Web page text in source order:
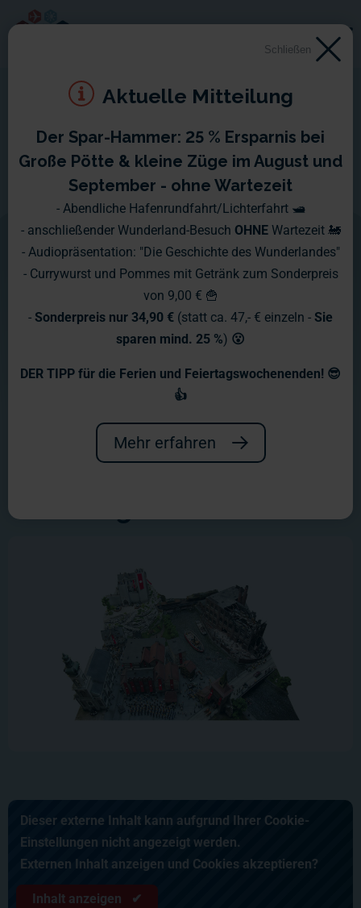
1933 - 1942
Das Jahr 1933 ist geprägt durch die
Machtergreifung der
Nationalsozialisten, dem damit
verbundenen Ende der Weimarer
Republik und dem Beginn des so
genannten Dritten Reichs.
Weltkrieg
Dieser externe Inhalt kann aufgrund Ihrer Cookie-
Einstellungen nicht angezeigt werden.
Externen Inhalt anzeigen und Cookies akzeptieren?
Inhalt anzeigen ✔
Schließen
Aktuelle Mitteilung
Der Spar-Hammer: 25 % Ersparnis bei
Große Pötte & kleine Züge im August und
September - ohne Wartezeit
- Abendliche Hafenrundfahrt/Lichterfahrt 🛥️
- anschließender Wunderland-Besuch OHNE Wartezeit 🚂
- Audiopräsentation: "Die Geschichte des Wunderlandes"
- Currywurst und Pommes mit Getränk zum Sonderpreis
von 9,00 € 🍟
- Sonderpreis nur 34,90 € (statt ca. 47,- € einzeln - Sie
sparen mind. 25 %) 😮
DER TIPP für die Ferien und Feiertagswochenenden! 😎
👍
Mehr erfahren